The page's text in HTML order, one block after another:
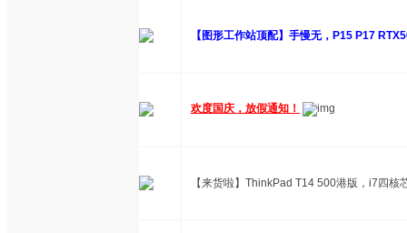
【图形工作站顶配】手慢无，P15 P17
欢度国庆，放假通知！
【来货啦】ThinkPad T14 500港版，i7四核